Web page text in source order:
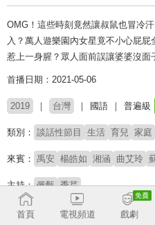
OMG！這些時刻竟然讓叔鼠也冒冷
入？萬人遊樂園內女星竟不小心屁
惹上一身腥？眾人面前誤讓婆婆沒面
首播日期：2021-05-06
2019 台灣 國語 普遍級
類別： 談話性節目 生活 育兒 家庭
來賓： 禹安 楊皓如 湘涵 曲艾玲
主持： 佩甄 季芹
首頁 電視頻道 戲劇